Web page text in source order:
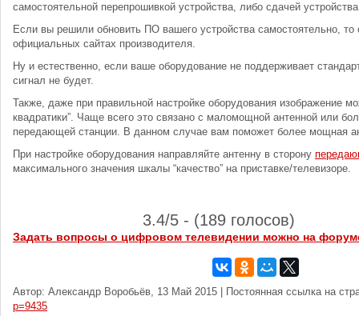
самостоятельной перепрошивкой устройства, либо сдачей
Если вы решили обновить ПО вашего устройства самостоятельно, то
официальных сайтах производителя.
Ну и естественно, если ваше оборудование не поддерживает
сигнал не будет.
Также, даже при правильной настройке оборудования изображение
квадратики”. Чаще всего это связано с маломощной антенной или
передающей станции. В данном случае вам поможет более мощная
При настройке оборудования направляйте антенну в сторону
максимального значения шкалы “качество” на приставке/телевизоре.
3.4/5 - (189 голосов)
Задать вопросы о цифровом телевидении можно на
Автор: Александр Воробьёв, 13 Май 2015 | Постоянная ссылка на
p=9435